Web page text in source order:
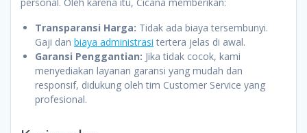
Transparansi Harga: Tidak ada biaya tersembunyi.
Gaji dan biaya administrasi tertera jelas di awal.
Garansi Penggantian: Jika tidak cocok, kami
menyediakan layanan garansi yang mudah dan
responsif, didukung oleh tim Customer Service yang
profesional.